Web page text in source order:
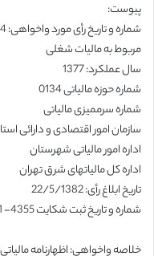
پیوست:
شماره و تاریخ رأی مورد واخواهی: 6144- 31/4/1382
مربوط به مالیات شغلی
سال عملکرد: 1377
شماره حوزه مالیاتی 0134
شماره سرممیزی مالیاتی
سازمان امور اقتصادی و دارائی
اداره امور مالیاتی شهرستان
اداره کل مالیاتهای شرق تهران
تاریخ ابلاغ رأی: 22/5/1382
شماره و تاریخ ثبت شکایت 4355- 201- 25/5/1382
خلاصه واخواهی: اظهارنامه